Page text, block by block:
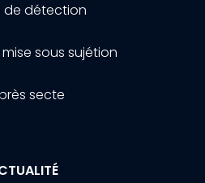
de détection
sous sujétion
secte